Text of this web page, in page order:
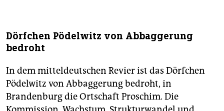
Dörfchen Pödelwitz von Abbaggerung
bedroht
In dem mitteldeutschen Revier ist das Dörfchen
Pödelwitz von Abbaggerung bedroht, in
Brandenburg die Ortschaft Proschim. Die